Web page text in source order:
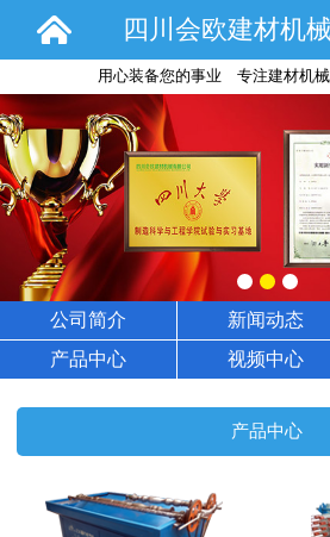
四川会欧建材机
司
用心装备您的事业 专注建材机械
公司简介 新闻动态
产品中心
视频中心
产品中心